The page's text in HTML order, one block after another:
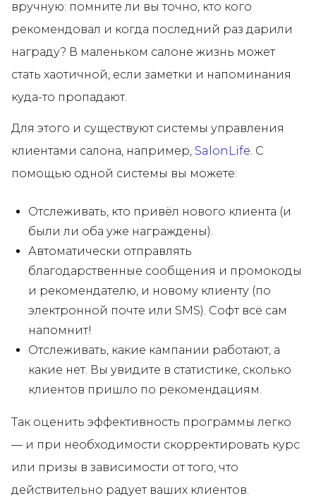
вручную: помните ли вы точно, кто кого
рекомендовал и когда последний раз дарили
награду? В маленьком салоне жизнь может
стать хаотичной, если заметки и напоминания
куда-то пропадают.
Для этого и существуют системы управления
клиентами салона, например, SalonLife. С
помощью одной системы вы можете:
Отслеживать, кто привёл нового клиента (и
были ли оба уже награждены).
Автоматически отправлять
благодарственные сообщения и промокоды
и рекомендателю, и новому клиенту (по
электронной почте или SMS). Софт всё сам
напомнит!
Отслеживать, какие кампании работают, а
какие нет. Вы увидите в статистике, сколько
клиентов пришло по рекомендациям.
Так оценить эффективность программы легко
— и при необходимости скорректировать курс
или призы в зависимости от того, что
действительно радует ваших клиентов.